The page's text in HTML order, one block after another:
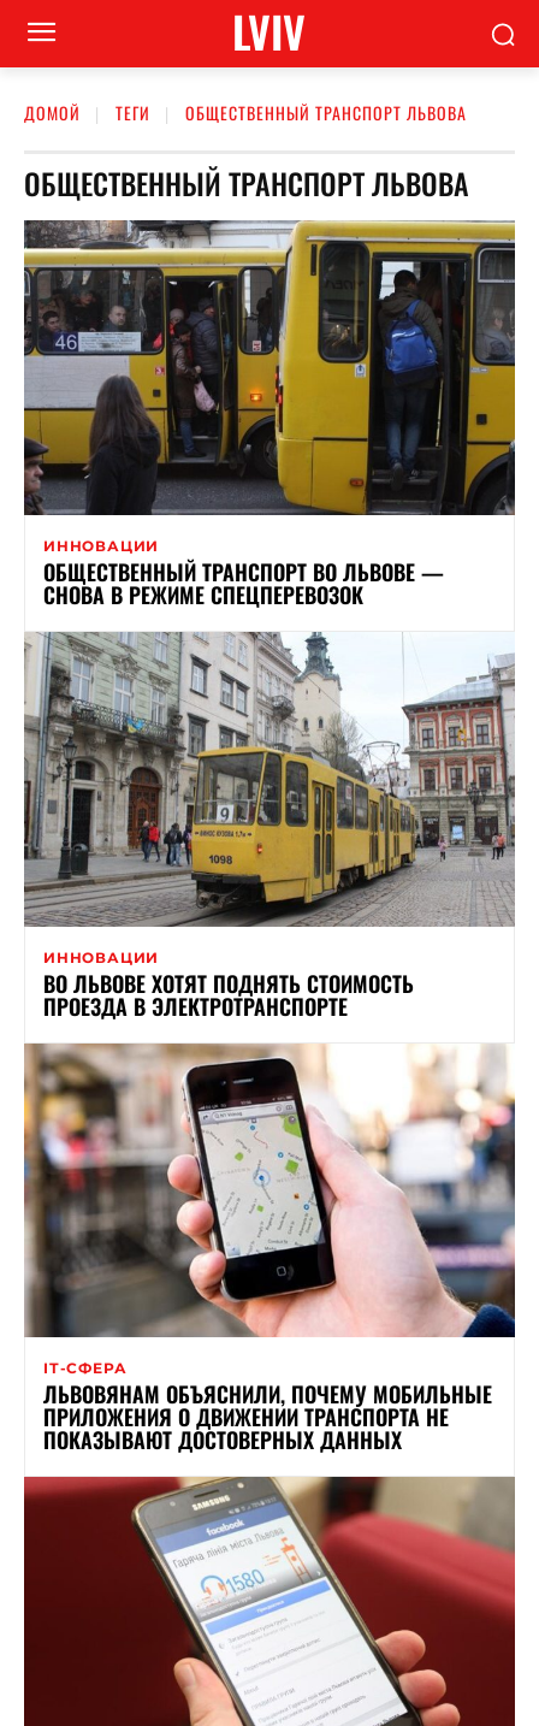
LVIV
ДОМОЙ ТЕГИ ОБЩЕСТВЕННЫЙ ТРАНСПОРТ ЛЬВОВА
ОБЩЕСТВЕННЫЙ ТРАНСПОРТ ЛЬВОВА
ИННОВАЦИИ
ОБЩЕСТВЕННЫЙ ТРАНСПОРТ ВО ЛЬВОВЕ —
СНОВА В РЕЖИМЕ СПЕЦПЕРЕВОЗОК
ИННОВАЦИИ
ВО ЛЬВОВЕ ХОТЯТ ПОДНЯТЬ СТОИМОСТЬ
ПРОЕЗДА В ЭЛЕКТРОТРАНСПОРТЕ
ІТ-СФЕРА
ЛЬВОВЯНАМ ОБЪЯСНИЛИ, ПОЧЕМУ МОБИЛЬНЫЕ
ПРИЛОЖЕНИЯ О ДВИЖЕНИИ ТРАНСПОРТА НЕ
ПОКАЗЫВАЮТ ДОСТОВЕРНЫХ ДАННЫХ